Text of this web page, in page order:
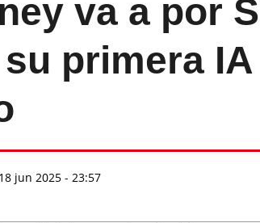
va a por
primera
18 jun 2025 - 23:57